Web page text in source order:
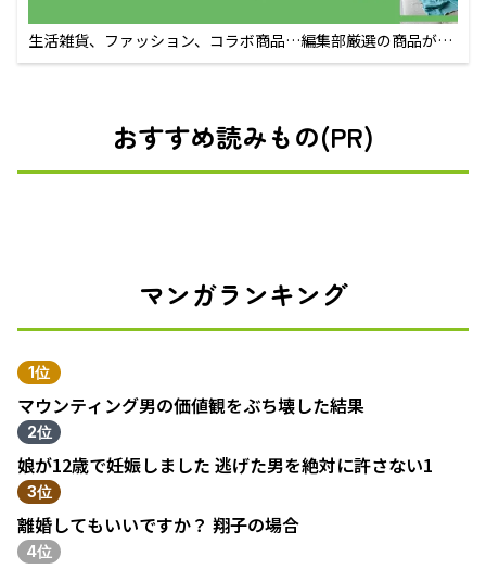
生活雑貨、ファッション、コラボ商品…編集部厳選の商品が買
えるECサイト
おすすめ読みもの(PR)
マンガランキング
1位
マウンティング男の価値観をぶち壊した結果
2位
娘が12歳で妊娠しました 逃げた男を絶対に許さない1
3位
離婚してもいいですか？ 翔子の場合
4位